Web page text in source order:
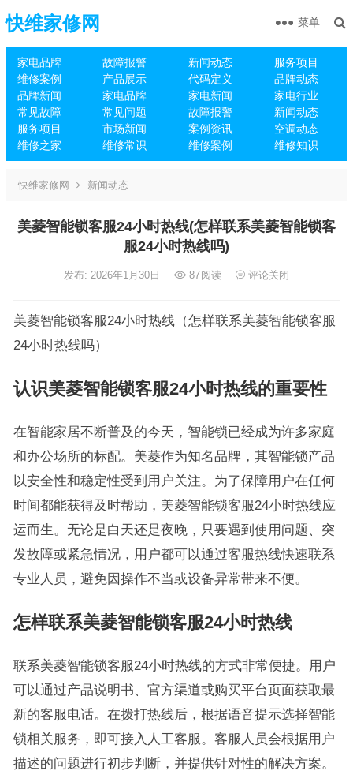
快维家修网
家电品牌 故障报警 新闻动态
服务项目
维修案例
产品展示 代码定义
品牌动态
品牌新闻
家电品牌 家电新闻
家电行业
常见故障
常见问题 故障报警
新闻动态
服务项目
市场新闻 案例资讯
空调动态
维修之家
维修常识 维修案例 维修知识
菜单
快维家修网 新闻动态
美菱智能锁客服24小时热线(怎样联系美菱智能锁客
服24小时热线吗)
发布: 2026年1月30日 87阅读 评论关闭
美菱智能锁客服24小时热线（怎样联系美菱智能锁客服
24小时热线吗）
认识美菱智能锁客服24小时热线的重要性
在智能家居不断普及的今天，智能锁已经成为许多家庭
和办公场所的标配。美菱作为知名品牌，其智能锁产品
以安全性和稳定性受到用户关注。为了保障用户在任何
时间都能获得及时帮助，美菱智能锁客服24小时热线应
运而生。无论是白天还是夜晚，只要遇到使用问题、突
发故障或紧急情况，用户都可以通过客服热线快速联系
专业人员，避免因操作不当或设备异常带来不便。
怎样联系美菱智能锁客服24小时热线
联系美菱智能锁客服24小时热线的方式非常便捷。用户
可以通过产品说明书、官方渠道或购买平台页面获取最
新的客服电话。在拨打热线后，根据语音提示选择智能
锁相关服务，即可接入人工客服。客服人员会根据用户
描述的问题进行初步判断，并提供针对性的解决方案。